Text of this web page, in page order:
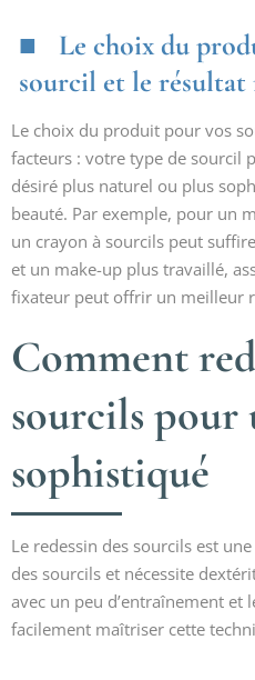
Le choix du
sourcil et le résultat
Le choix du produit pour vos
facteurs : votre type de sourcil
désiré plus naturel ou plus
beauté. Par exemple, pour un
un crayon à sourcils peut
et un make-up plus travaillé,
fixateur peut offrir un meilleur
Comment
sourcils pour
sophistiqué
Le redessin des sourcils est
des sourcils et nécessite
avec un peu d’entraînement et
facilement maîtriser cette